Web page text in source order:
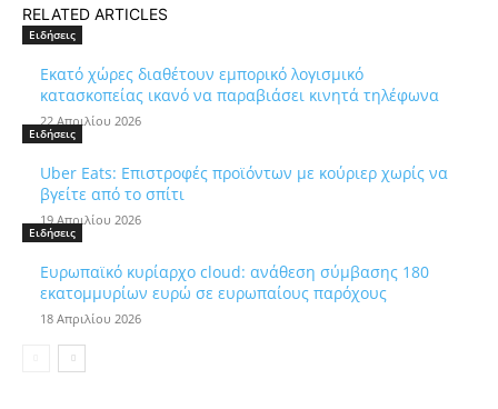
RELATED ARTICLES
Ειδήσεις
Εκατό χώρες διαθέτουν εμπορικό λογισμικό
κατασκοπείας ικανό να παραβιάσει κινητά τηλέφωνα
22 Απριλίου 2026
Ειδήσεις
Uber Eats: Επιστροφές προϊόντων με κούριερ χωρίς να
βγείτε από το σπίτι
19 Απριλίου 2026
Ειδήσεις
Ευρωπαϊκό κυρίαρχο cloud: ανάθεση σύμβασης 180
εκατομμυρίων ευρώ σε ευρωπαίους παρόχους
18 Απριλίου 2026